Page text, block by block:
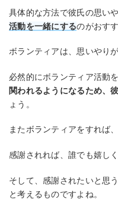
具体的な方法で彼氏の思い
活動を一緒にするのがおす
ボランティアは、思いやり
必然的にボランティア活動
関われるようになるため、
ょう。
またボランティアをすれば
感謝されれば、誰でも嬉し
そして、感謝されたいと思
と考えるものですよね。